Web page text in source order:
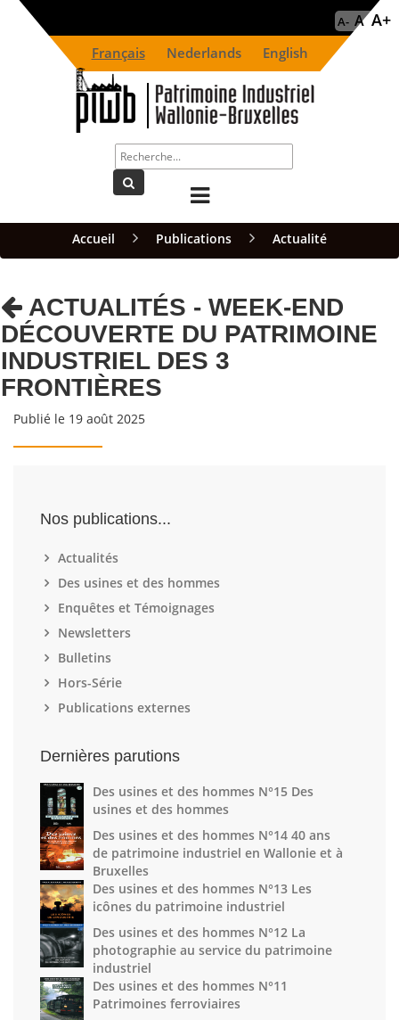
A- A A+
Français Nederlands English
Accueil Publications Actualité
ACTUALITÉS - WEEK-END
DÉCOUVERTE DU PATRIMOINE
INDUSTRIEL DES 3
FRONTIÈRES
Publié le 19 août 2025
Nos publications...
Actualités
Des usines et des hommes
Enquêtes et Témoignages
Newsletters
Bulletins
Hors-Série
Publications externes
Dernières parutions
Des usines et des hommes N°15 Des
usines et des hommes
Des usines et des hommes N°14 40 ans
de patrimoine industriel en Wallonie et à
Bruxelles
Des usines et des hommes N°13 Les
icônes du patrimoine industriel
Des usines et des hommes N°12 La
photographie au service du patrimoine
industriel
Des usines et des hommes N°11
Patrimoines ferroviaires